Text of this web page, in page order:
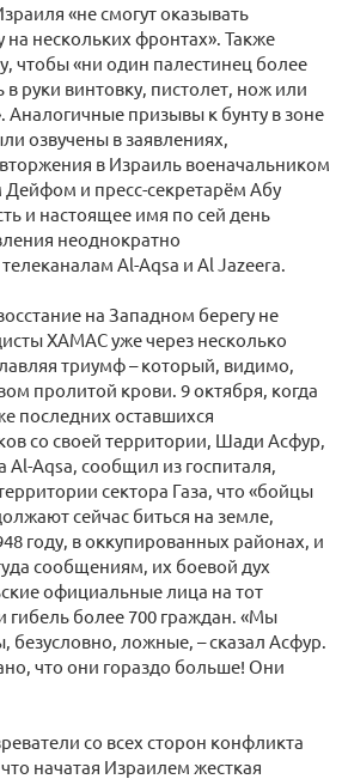
«не смогут оказывать
на нескольких фронтах». Также
чтобы «ни один палестинец более
в руки винтовку, пистолет, нож или
Аналогичные призывы к бунту в зоне
озвучены в заявлениях,
в Израиль военачальником
и пресс-секретарём Абу
и настоящее имя по сей день
неоднократно
Al-Aqsa и Al Jazeera.
на Западном берегу не
ХАМАС уже через несколько
триумф – который, видимо,
пролитой крови. 9 октября, когда
последних оставшихся
со своей территории, Шади Асфур,
Al-Aqsa, сообщил из госпиталя,
сектора Газа, что «бойцы
сейчас биться на земле,
году, в оккупированных районах, и
сообщениям, их боевой дух
официальные лица на тот
гибель более 700 граждан. «Мы
безусловно, ложные, – сказал Асфур.
что они гораздо больше! Они
со всех сторон конфликта
начатая Израилем жесткая